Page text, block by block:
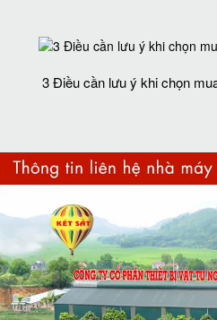
3 Điều cần lưu ý khi chọn